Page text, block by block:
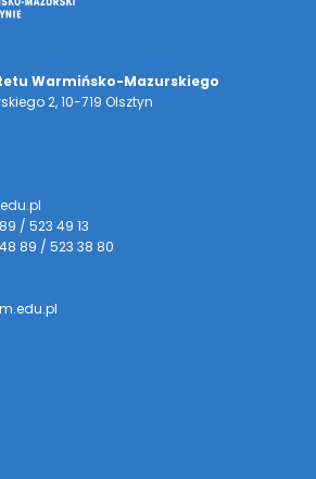
Warmińsko-Mazurskiego
2, 10-719 Olsztyn
/ 523 49 13
89 / 523 38 80